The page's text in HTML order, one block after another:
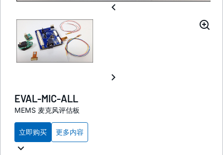
EVAL-MIC-ALL
MEMS 麦克风评估板
立即购买 更多内容